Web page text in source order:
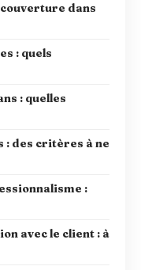
dans
: quels
: quelles
: des critères à ne
:
avec le client : à